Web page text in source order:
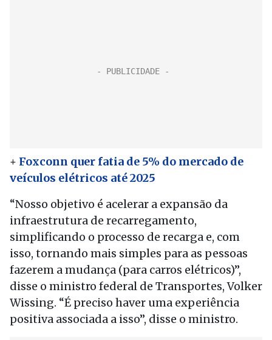
+ Foxconn quer fatia de 5% do mercado de
veículos elétricos até 2025
“Nosso objetivo é acelerar a expansão da
infraestrutura de recarregamento,
simplificando o processo de recarga e, com
isso, tornando mais simples para as pessoas
fazerem a mudança (para carros elétricos)”,
disse o ministro federal de Transportes, Volker
Wissing. “É preciso haver uma experiência
positiva associada a isso”, disse o ministro.